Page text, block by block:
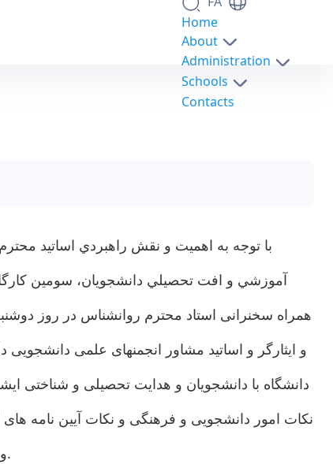
Home
About
Administration
Schools
Contacts
با توجه به اهميت و نقش راهبردي اساتيد
آموزشي و افت تحصيلي دانشجويان، سومين
و ایثارگر و اساتید مشاور انجمنهای علمی
دانشگاه با دانشجویان و هدایت تحصیلی و شناختی
نکات امور دانشجویی و فرهنگی و نکات آیین نامه
و پرورش و همچنین از دانشمندان پراستناد علمی) عوامل موثر بر یادگیری دانشجویان و ارتباط موثر با ایشان را تشریح نمودند.